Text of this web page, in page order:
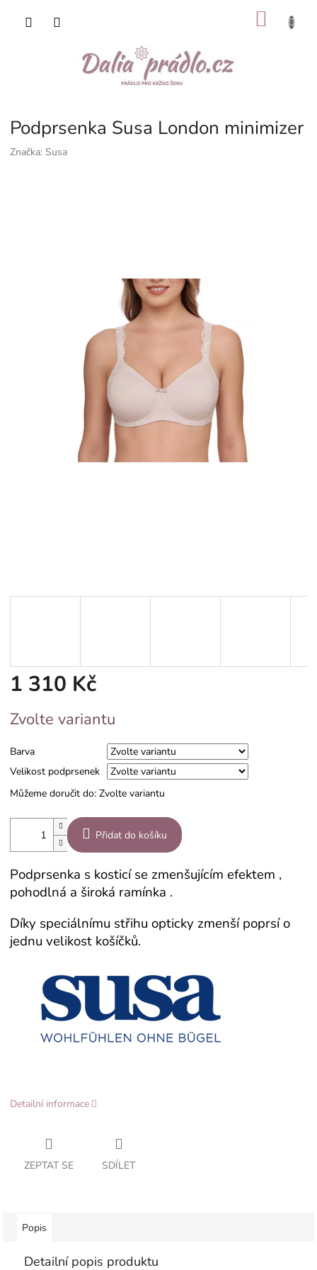
Podprsenka Susa London minimizer
Značka: Susa
1 310 Kč
cena:
Zvolte variantu
Barva
Velikost podprsenek
Můžeme doručit do: Zvolte variantu
Přidat do košíku
Podprsenka s kosticí se zmenšujícím efektem ,
pohodlná a široká ramínka .
Díky speciálnímu střihu opticky zmenší poprsí o
jednu velikost košíčků.
Detailní informace
ZEPTAT SE SDÍLET
Popis
Detailní popis produktu